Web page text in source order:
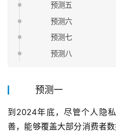
预测五
预测六
预测七
预测八
预测一
到2024年底，尽管个人隐
善，能够覆盖大部分消费者